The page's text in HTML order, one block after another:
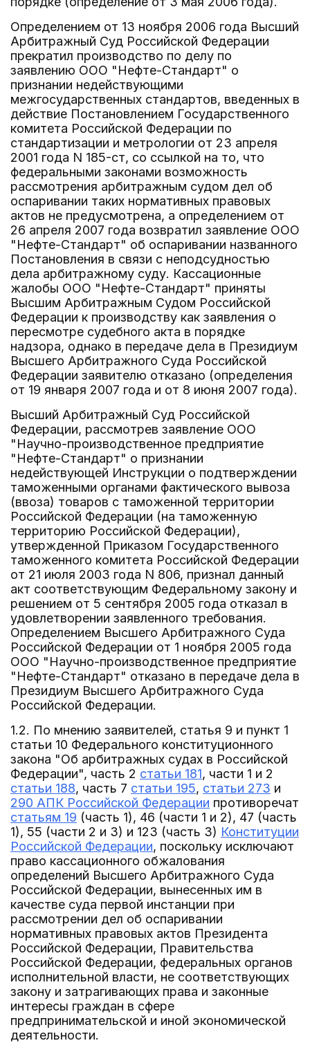
Определением от 13 ноября 2006 года Высший
Арбитражный Суд Российской Федерации
прекратил производство по делу по
заявлению ООО "Нефте-Стандарт" о
признании недействующими
межгосударственных стандартов, введенных в
действие Постановлением Государственного
комитета Российской Федерации по
стандартизации и метрологии от 23 апреля
2001 года N 185-ст, со ссылкой на то, что
федеральными законами возможность
рассмотрения арбитражным судом дел об
оспаривании таких нормативных правовых
актов не предусмотрена, а определением от
26 апреля 2007 года возвратил заявление ООО
"Нефте-Стандарт" об оспаривании названного
Постановления в связи с неподсудностью
дела арбитражному суду. Кассационные
жалобы ООО "Нефте-Стандарт" приняты
Высшим Арбитражным Судом Российской
Федерации к производству как заявления о
пересмотре судебного акта в порядке
надзора, однако в передаче дела в Президиум
Высшего Арбитражного Суда Российской
Федерации заявителю отказано (определения
от 19 января 2007 года и от 8 июня 2007 года).
Высший Арбитражный Суд Российской
Федерации, рассмотрев заявление ООО
"Научно-производственное предприятие
"Нефте-Стандарт" о признании
недействующей Инструкции о подтверждении
таможенными органами фактического вывоза
(ввоза) товаров с таможенной территории
Российской Федерации (на таможенную
территорию Российской Федерации),
утвержденной Приказом Государственного
таможенного комитета Российской Федерации
от 21 июля 2003 года N 806, признал данный
акт соответствующим Федеральному закону и
решением от 5 сентября 2005 года отказал в
удовлетворении заявленного требования.
Определением Высшего Арбитражного Суда
Российской Федерации от 1 ноября 2005 года
ООО "Научно-производственное предприятие
"Нефте-Стандарт" отказано в передаче дела в
Президиум Высшего Арбитражного Суда
Российской Федерации.
1.2. По мнению заявителей, статья 9 и пункт 1
статьи 10 Федерального конституционного
закона "Об арбитражных судах в Российской
Федерации", часть 2 статьи 181, части 1 и 2
статьи 188, часть 7 статьи 195, статьи 273 и
290 АПК Российской Федерации противоречат
статьям 19 (часть 1), 46 (части 1 и 2), 47 (часть
1), 55 (части 2 и 3) и 123 (часть 3) Конституции
Российской Федерации, поскольку исключают
право кассационного обжалования
определений Высшего Арбитражного Суда
Российской Федерации, вынесенных им в
качестве суда первой инстанции при
рассмотрении дел об оспаривании
нормативных правовых актов Президента
Российской Федерации, Правительства
Российской Федерации, федеральных органов
исполнительной власти, не соответствующих
закону и затрагивающих права и законные
интересы граждан в сфере
предпринимательской и иной экономической
деятельности.